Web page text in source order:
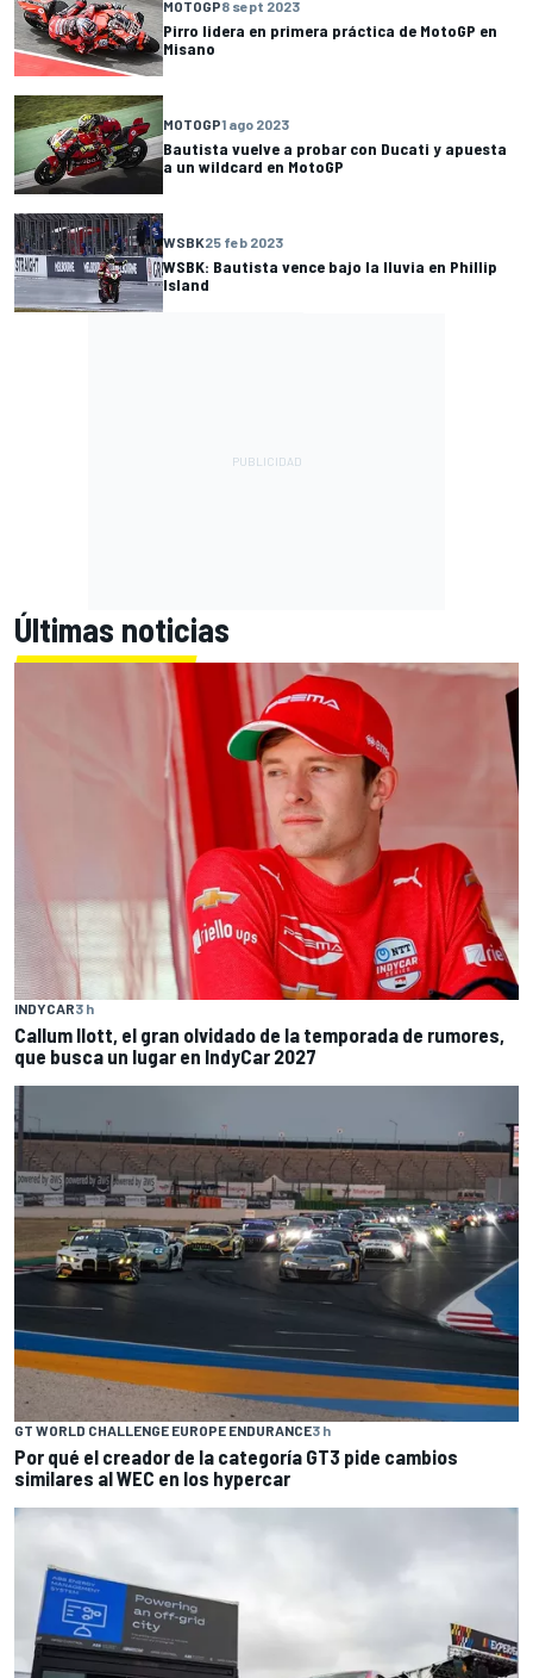
MOTOGP8 sept 2023
Pirro lidera en primera práctica de MotoGP en
Misano
MOTOGP1 ago 2023
Bautista vuelve a probar con Ducati y apuesta
a un wildcard en MotoGP
WSBK25 feb 2023
WSBK: Bautista vence bajo la lluvia en Phillip
Island
Últimas noticias
INDYCAR3 h
Callum Ilott, el gran olvidado de la temporada de rumores,
que busca un lugar en IndyCar 2027
GT WORLD CHALLENGE EUROPE ENDURANCE3 h
Por qué el creador de la categoría GT3 pide cambios
similares al WEC en los hypercar